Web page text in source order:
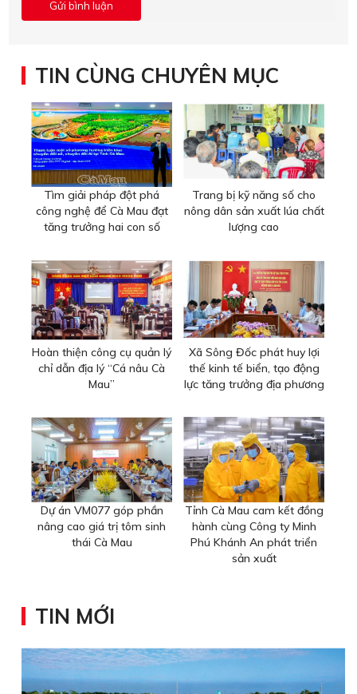
TIN CÙNG CHUYÊN MỤC
Tìm giải pháp đột phá
công nghệ để Cà Mau đạt
tăng trưởng hai con số
Trang bị kỹ năng số cho
nông dân sản xuất lúa chất
lượng cao
Hoàn thiện công cụ quản lý
chỉ dẫn địa lý “Cá nâu Cà
Mau”
Xã Sông Đốc phát huy lợi
thế kinh tế biển, tạo động
lực tăng trưởng địa phương
Dự án VM077 góp phần
nâng cao giá trị tôm sinh
thái Cà Mau
Tỉnh Cà Mau cam kết đồng
hành cùng Công ty Minh
Phú Khánh An phát triển
sản xuất
TIN MỚI